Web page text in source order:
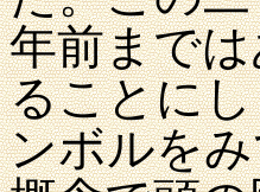
年前まで
ることに
ンボルを